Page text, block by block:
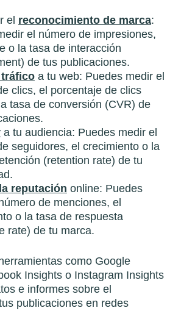
el reconocimiento de marca:
el número de impresiones,
o la tasa de interacción
de tus publicaciones.
tráfico a tu web: Puedes medir el
clics, el porcentaje de clics
tasa de conversión (CVR) de
a tu audiencia: Puedes medir el
seguidores, el crecimiento o la
(retention rate) de tu
reputación online: Puedes
de menciones, el
o la tasa de respuesta
rate) de tu marca.
como Google
Insights o Instagram Insights
e informes sobre el
publicaciones en redes